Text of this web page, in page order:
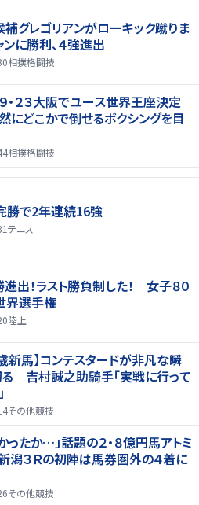
補グレゴリアンがローキック蹴りま
ンに勝利、４強進出
相撲格闘技
・２３大阪でユース世界王座決定
どこかで倒せるボクシングを目
相撲格闘技
勝で2年連続16強
テニス
出！ラスト勝負制した！ 女子８０
界選手権
陸上
歳新馬】コンテスタードが非凡な瞬
吉村誠之助騎手「実戦に行って
その他競技
ったか…」話題の２・８億円馬アトミ
潟３Ｒの初陣は馬券圏外の４着に
その他競技